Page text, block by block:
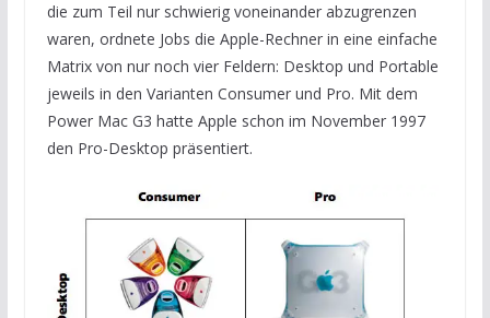
die zum Teil nur schwierig voneinander abzugrenzen
waren, ordnete Jobs die Apple-Rechner in eine einfache
Matrix von nur noch vier Feldern: Desktop und Portable
jeweils in den Varianten Consumer und Pro. Mit dem
Power Mac G3 hatte Apple schon im November 1997
den Pro-Desktop präsentiert.